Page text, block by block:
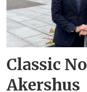
Classic
Akershus